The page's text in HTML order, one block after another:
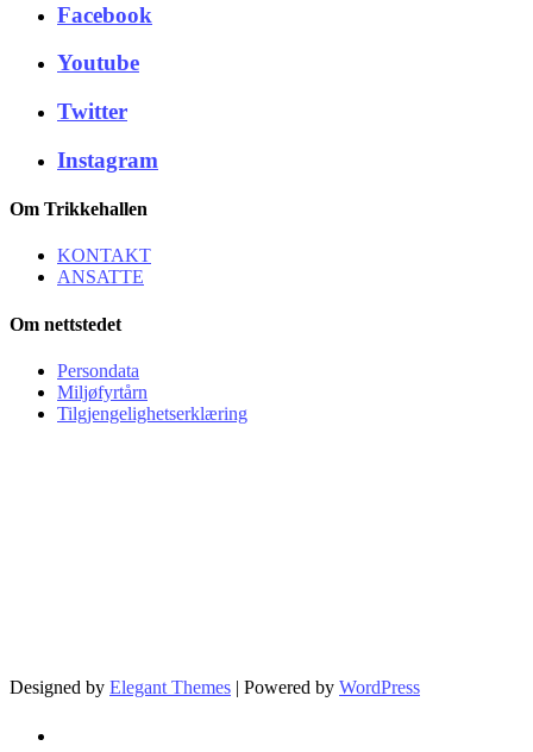
Facebook
Youtube
Twitter
Instagram
Om Trikkehallen
KONTAKT
ANSATTE
Om nettstedet
Persondata
Miljøfyrtårn
Tilgjengelighetserklæring
Designed by Elegant Themes | Powered by WordPress